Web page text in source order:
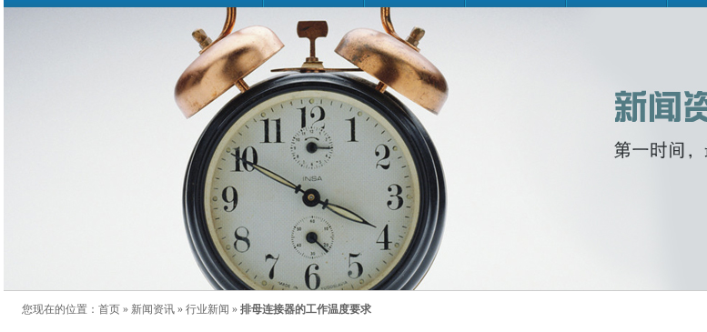
您现在的位置： 首页 » 新闻资讯 » 行业新闻 » 排母连接器的工作温度要求